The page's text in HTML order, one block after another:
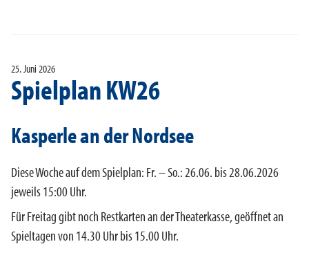
25. Juni 2026
Spielplan KW26
Kasperle an der Nordsee
Diese Woche auf dem Spielplan: Fr. – So.: 26.06. bis 28.06.2026
jeweils 15:00 Uhr.
Für Freitag gibt noch Restkarten an der Theaterkasse, geöffnet an
Spieltagen von 14.30 Uhr bis 15.00 Uhr.